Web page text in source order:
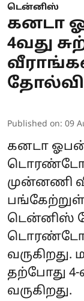
டென்னிஸ்
கனடா
4வது
தோல்வி
Published on: 09
கனடா
முன்னணி
டென்னிஸ்
டொரண்டோ
வருகிறது.
தற்போது 4-
வருகிறது.